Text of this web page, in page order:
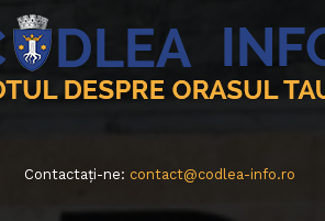
Contactați-ne: contact@codlea-info.ro